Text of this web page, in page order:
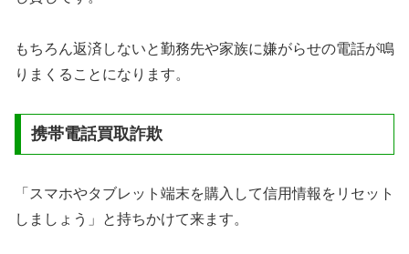
もちろん返済しないと勤務先や家族に嫌がらせの電話が鳴
りまくることになります。
携帯電話買取詐欺
「スマホやタブレット端末を購入して信用情報をリセット
しましょう」と持ちかけて来ます。